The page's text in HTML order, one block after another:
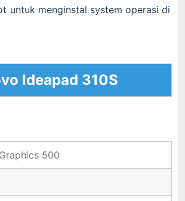
untuk menginstal system operasi di
Ideapad 310S
500